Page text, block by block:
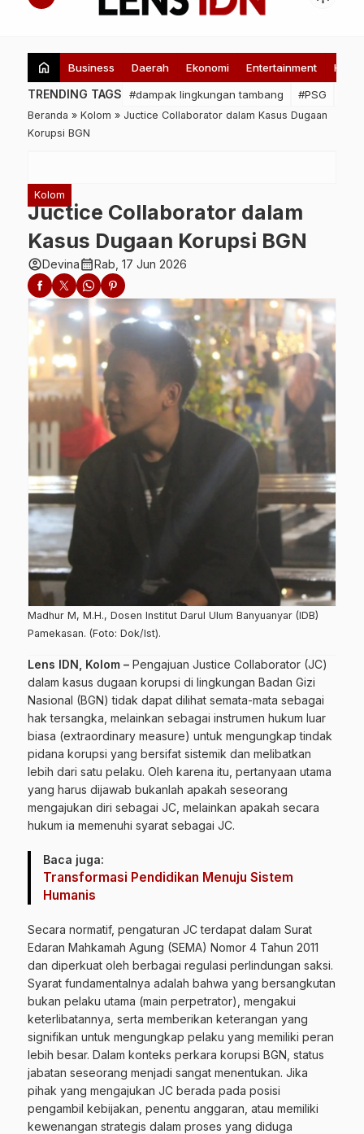
home Business Daerah Ekonomi Entertainment
TRENDING TAGS #dampak lingkungan tambang #PSG
Beranda » Kolom » Juctice Collaborator dalam Kasus Dugaan
Korupsi BGN
Kolom
Juctice Collaborator dalam
Kasus Dugaan Korupsi BGN
account_circleDevinacalendar_monthRab, 17 Jun 2026
Madhur M, M.H., Dosen Institut Darul Ulum Banyuanyar (IDB)
Pamekasan. (Foto: Dok/Ist).
Lens IDN, Kolom – Pengajuan Justice Collaborator (JC)
dalam kasus dugaan korupsi di lingkungan Badan Gizi
Nasional (BGN) tidak dapat dilihat semata-mata sebagai
hak tersangka, melainkan sebagai instrumen hukum luar
biasa (extraordinary measure) untuk mengungkap tindak
pidana korupsi yang bersifat sistemik dan melibatkan
lebih dari satu pelaku. Oleh karena itu, pertanyaan utama
yang harus dijawab bukanlah apakah seseorang
mengajukan diri sebagai JC, melainkan apakah secara
hukum ia memenuhi syarat sebagai JC.
Baca juga:
Transformasi Pendidikan Menuju Sistem
Humanis
Secara normatif, pengaturan JC terdapat dalam Surat
Edaran Mahkamah Agung (SEMA) Nomor 4 Tahun 2011
dan diperkuat oleh berbagai regulasi perlindungan saksi.
Syarat fundamentalnya adalah bahwa yang bersangkutan
bukan pelaku utama (main perpetrator), mengakui
keterlibatannya, serta memberikan keterangan yang
signifikan untuk mengungkap pelaku yang memiliki peran
lebih besar. Dalam konteks perkara korupsi BGN, status
jabatan seseorang menjadi sangat menentukan. Jika
pihak yang mengajukan JC berada pada posisi
pengambil kebijakan, penentu anggaran, atau memiliki
kewenangan strategis dalam proses yang diduga